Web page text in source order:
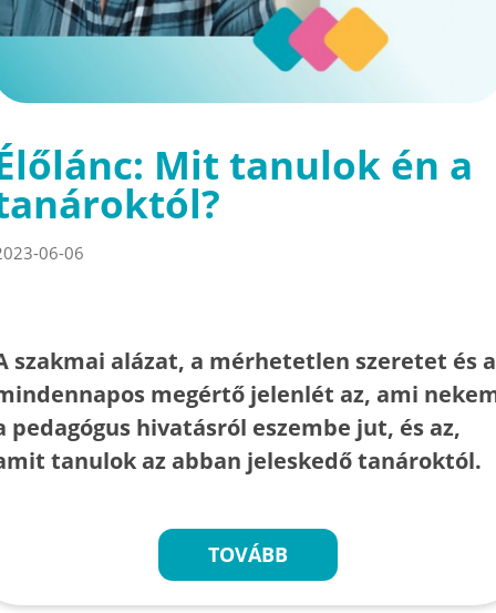
Mit tanulok én a
06-06
szakmai alázat, a mérhetetlen szeretet és a
megértő jelenlét az, ami
pedagógus hivatásról eszembe jut, és az,
tanulok az abban jeleskedő tanároktól.
TOVÁBB